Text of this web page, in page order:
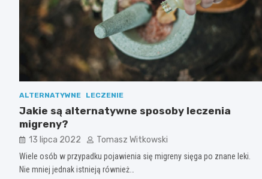
ALTERNATYWNE LECZENIE
Jakie są alternatywne sposoby leczenia
migreny?
13 lipca 2022 Tomasz Witkowski
Wiele osób w przypadku pojawienia się migreny sięga po znane leki.
Nie mniej jednak istnieją również…